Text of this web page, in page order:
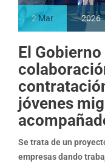
2Mar 2026
El
jóvenes
Se trata de un
empresas dando